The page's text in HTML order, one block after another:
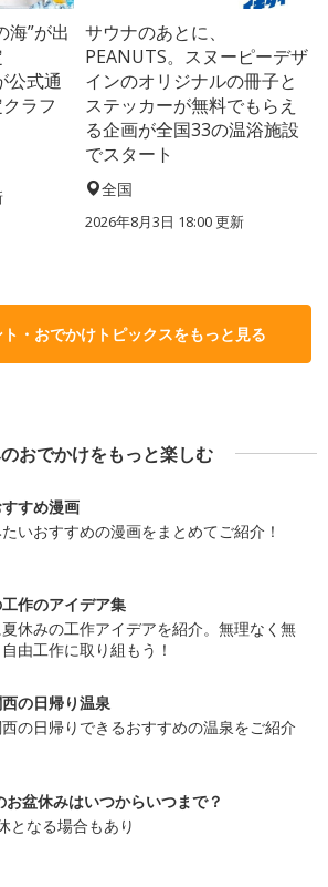
海”が出
公式通
ラフ
サウナのあとに、
PEANUTS。スヌーピーデザ
インのオリジナルの冊子と
ステッカーが無料でもらえ
る企画が全国33の温浴施設
でスタート
全国
2026年8月3日 18:00更新
・おでかけトピックスをもっと見る
おでかけをもっと楽しむ
すめ漫画
いおすすめの漫画をまとめてご紹介！
作のアイデア集
休みの工作アイデアを紹介。無理なく無
由工作に取り組もう！
の日帰り温泉
の日帰りできるおすすめの温泉をご紹介
お盆休みはいつからいつまで？
となる場合もあり